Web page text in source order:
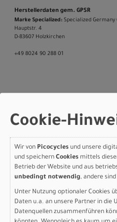
Herstellerdaten gem. GPSR
Marke Specialized: Specialized Germany
Hauptstr. 4
D-83607 Holzkirchen
+49 8024 90 288 01
Specialized
GLOSS
SANDSTONE
FROST
Cookie-
Wir von Picocycles und unsere
und speichern Cookies mittels
Betrieb der Website und aus
unbedingt notwendig, andere sind
Unter Nutzung optionaler Cookies
Daten u.a. an unsere Partner in die
Datenquellen zusammenführen